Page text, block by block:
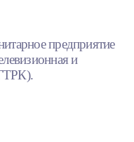
предприятие
и